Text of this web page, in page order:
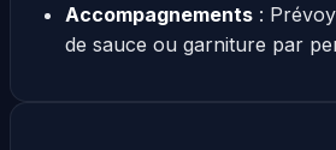
Accompagnements:
de sauce ou garniture par